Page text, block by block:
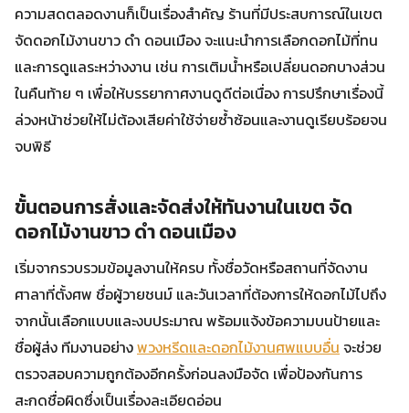
ความสดตลอดงานก็เป็นเรื่องสำคัญ ร้านที่มีประสบการณ์ในเขต
จัดดอกไม้งานขาว ดํา ดอนเมือง จะแนะนำการเลือกดอกไม้ที่ทน
และการดูแลระหว่างงาน เช่น การเติมน้ำหรือเปลี่ยนดอกบางส่วน
ในคืนท้าย ๆ เพื่อให้บรรยากาศงานดูดีต่อเนื่อง การปรึกษาเรื่องนี้
ล่วงหน้าช่วยให้ไม่ต้องเสียค่าใช้จ่ายซ้ำซ้อนและงานดูเรียบร้อยจน
จบพิธี
ขั้นตอนการสั่งและจัดส่งให้ทันงานในเขต จัด
ดอกไม้งานขาว ดํา ดอนเมือง
เริ่มจากรวบรวมข้อมูลงานให้ครบ ทั้งชื่อวัดหรือสถานที่จัดงาน
ศาลาที่ตั้งศพ ชื่อผู้วายชนม์ และวันเวลาที่ต้องการให้ดอกไม้ไปถึง
จากนั้นเลือกแบบและงบประมาณ พร้อมแจ้งข้อความบนป้ายและ
ชื่อผู้ส่ง ทีมงานอย่างพวงหรีดและดอกไม้งานศพแบบอื่น จะช่วย
ตรวจสอบความถูกต้องอีกครั้งก่อนลงมือจัด เพื่อป้องกันการ
สะกดชื่อผิดซึ่งเป็นเรื่องละเอียดอ่อน